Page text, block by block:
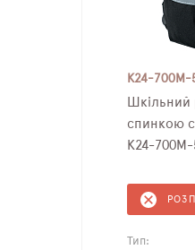
K24-700M-
Шкільний
спинкою
K24-700M-
Тип: